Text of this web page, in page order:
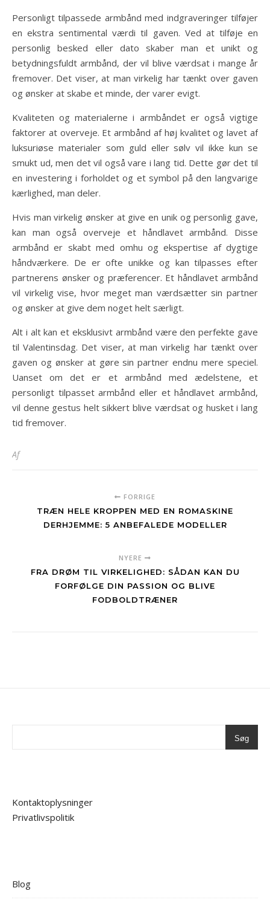
Personligt tilpassede armbånd med indgraveringer tilføjer
en ekstra sentimental værdi til gaven. Ved at tilføje en
personlig besked eller dato skaber man et unikt og
betydningsfuldt armbånd, der vil blive værdsat i mange år
fremover. Det viser, at man virkelig har tænkt over gaven
og ønsker at skabe et minde, der varer evigt.
Kvaliteten og materialerne i armbåndet er også vigtige
faktorer at overveje. Et armbånd af høj kvalitet og lavet af
luksuriøse materialer som guld eller sølv vil ikke kun se
smukt ud, men det vil også vare i lang tid. Dette gør det til
en investering i forholdet og et symbol på den langvarige
kærlighed, man deler.
Hvis man virkelig ønsker at give en unik og personlig gave,
kan man også overveje et håndlavet armbånd. Disse
armbånd er skabt med omhu og ekspertise af dygtige
håndværkere. De er ofte unikke og kan tilpasses efter
partnerens ønsker og præferencer. Et håndlavet armbånd
vil virkelig vise, hvor meget man værdsætter sin partner
og ønsker at give dem noget helt særligt.
Alt i alt kan et eksklusivt armbånd være den perfekte gave
til Valentinsdag. Det viser, at man virkelig har tænkt over
gaven og ønsker at gøre sin partner endnu mere speciel.
Uanset om det er et armbånd med ædelstene, et
personligt tilpasset armbånd eller et håndlavet armbånd,
vil denne gestus helt sikkert blive værdsat og husket i lang
tid fremover.
Af
FORRIGE
TRÆN HELE KROPPEN MED EN ROMASKINE
DERHJEMME: 5 ANBEFALEDE MODELLER
NYERE
FRA DRØM TIL VIRKELIGHED: SÅDAN KAN DU
FORFØLGE DIN PASSION OG BLIVE
FODBOLDTRÆNER
Søg
Kontaktoplysninger
Privatlivspolitik
Blog